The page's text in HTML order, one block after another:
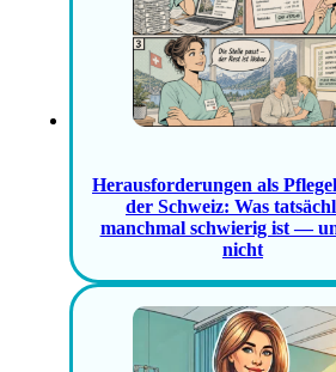
Herausforderungen als
der Schweiz: Was
manchmal schwierig ist —
nicht